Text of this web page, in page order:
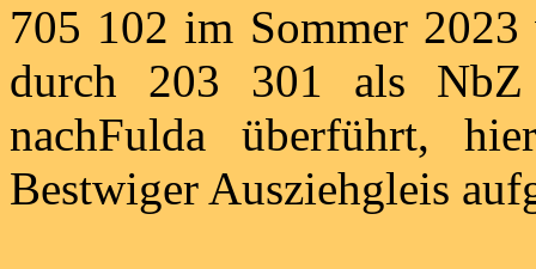
705 102 im Sommer
durch 203 301 als NbZ
nachFulda überführt,
Bestwiger Ausziehgleis